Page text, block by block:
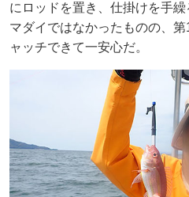
にロッドを置き、仕掛けを手繰
マダイではなかったものの、
ャッチできて一安心だ。